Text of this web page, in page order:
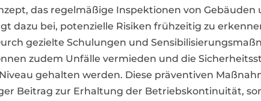
das regelmäßige Inspektionen von Gebäuden
dazu bei, potenzielle Risiken frühzeitig zu
gezielte Schulungen und
zudem Unfälle vermieden und die
gehalten werden. Diese präventiven
Beitrag zur Erhaltung der Betriebskontinuität,